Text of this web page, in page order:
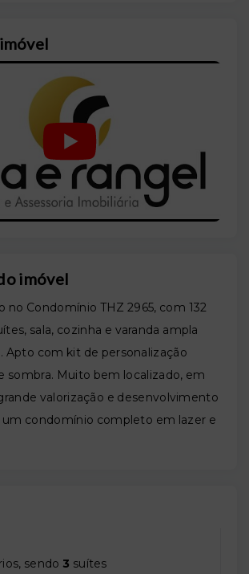
imóvel
no Condomínio THZ 2965, com 132
sala, cozinha e varanda ampla
Apto com kit de personalização
sombra. Muito bem localizado, em
valorização e desenvolvimento
um condomínio completo em lazer e
sendo 3 suítes